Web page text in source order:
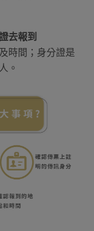
去報到
時間；身分證是
。